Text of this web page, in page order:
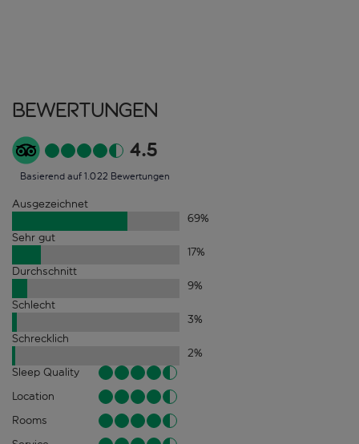
Bewertungen
4.5
Basierend auf 1.022 Bewertungen
Ausgezeichnet
69%
Sehr gut
17%
Durchschnitt
9%
Schlecht
3%
Schrecklich
2%
Sleep Quality
Location
Rooms